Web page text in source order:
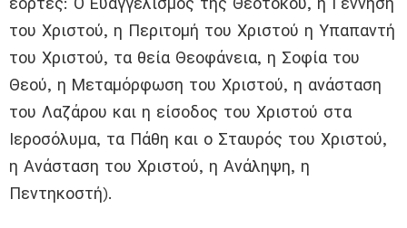
του Χριστού, η Περιτομή του Χριστού η Υπαπαντή
του Χριστού, τα θεία Θεοφάνεια, η Σοφία του
Θεού, η Μεταμόρφωση του Χριστού, η ανάσταση
του Λαζάρου και η είσοδος του Χριστού στα
Ιεροσόλυμα, τα Πάθη και ο Σταυρός του Χριστού,
η Ανάσταση του Χριστού, η Ανάληψη, η
Πεντηκοστή).